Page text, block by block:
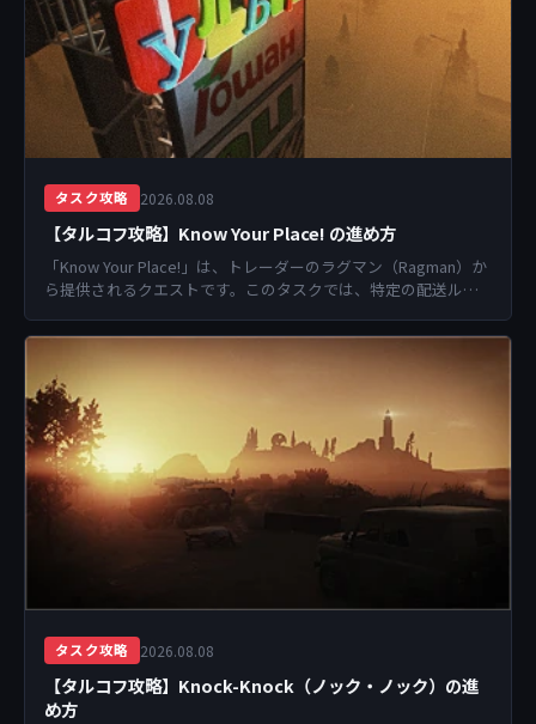
タスク攻略 2026.08.08
【タルコフ攻略】Know Your Place! の進め方
「Know Your Place!」は、トレーダーのラグマン（Ragman）か
ら提供されるクエストです。このタスクでは、特定の配送ルー
タスク攻略 2026.08.08
【タルコフ攻略】Knock-Knock（ノック・ノック）の進
め方